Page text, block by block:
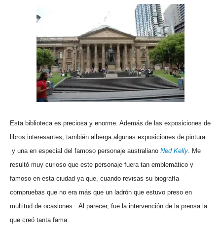
Esta biblioteca es preciosa y enorme. Además de las exposiciones de
libros interesantes, también alberga algunas exposiciones de pintura
y una en especial del famoso personaje australiano Ned Kelly . Me
resultó muy curioso que este personaje fuera tan emblemático y
famoso en esta ciudad ya que, cuando revisas su biografía
compruebas que no era más que un ladrón que estuvo preso en
multitud de ocasiones. Al parecer, fue la intervención de la prensa la
que creó tanta fama.